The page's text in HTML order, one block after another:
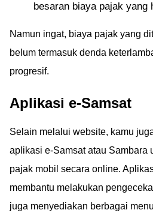
besaran biaya pajak yang
Namun ingat, biaya pajak yang
belum termasuk denda
progresif.
Aplikasi e-Samsat
Selain melalui website, kamu
aplikasi e-Samsat atau Sambara
pajak mobil secara online.
membantu melakukan
juga menyediakan berbagai